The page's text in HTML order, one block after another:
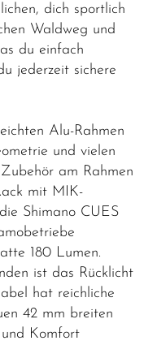
dich sportlich
Waldweg und
du einfach
jederzeit sichere
Alu-Rahmen
und vielen
am Rahmen
mit MIK-
Shimano CUES
180 Lumen.
ist das Rücklicht
hat reichliche
42 mm breiten
Komfort